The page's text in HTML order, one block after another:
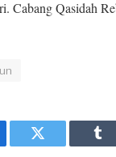
Cabang Qasidah
Twitter